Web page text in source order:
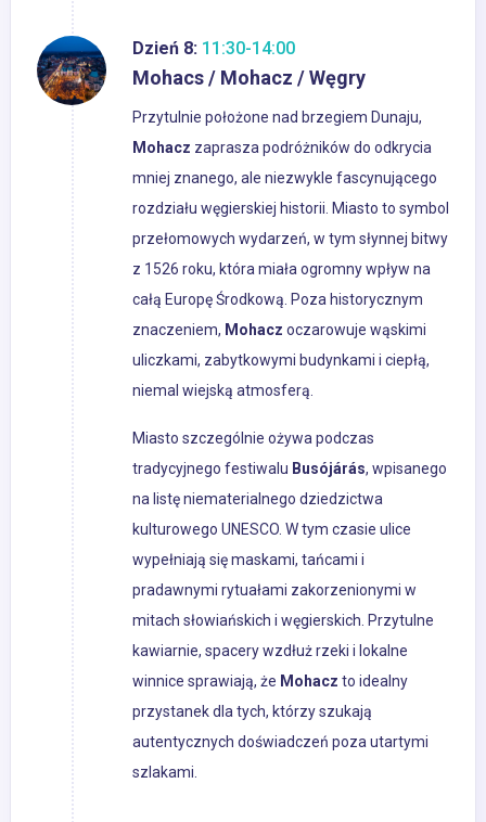
Dzień 8: 11:30-14:00
Mohacs / Mohacz / Węgry
Przytulnie położone nad brzegiem Dunaju,
Mohacz zaprasza podróżników do odkrycia
mniej znanego, ale niezwykle fascynującego
rozdziału węgierskiej historii. Miasto to symbol
przełomowych wydarzeń, w tym słynnej bitwy
z 1526 roku, która miała ogromny wpływ na
całą Europę Środkową. Poza historycznym
znaczeniem, Mohacz oczarowuje wąskimi
uliczkami, zabytkowymi budynkami i ciepłą,
niemal wiejską atmosferą.
Miasto szczególnie ożywa podczas
tradycyjnego festiwalu Busójárás, wpisanego
na listę niematerialnego dziedzictwa
kulturowego UNESCO. W tym czasie ulice
wypełniają się maskami, tańcami i
pradawnymi rytuałami zakorzenionymi w
mitach słowiańskich i węgierskich. Przytulne
kawiarnie, spacery wzdłuż rzeki i lokalne
winnice sprawiają, że Mohacz to idealny
przystanek dla tych, którzy szukają
autentycznych doświadczeń poza utartymi
szlakami.